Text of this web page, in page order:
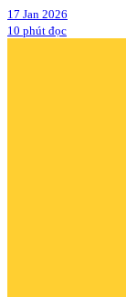
17 Jan 2026
10 phút đọc